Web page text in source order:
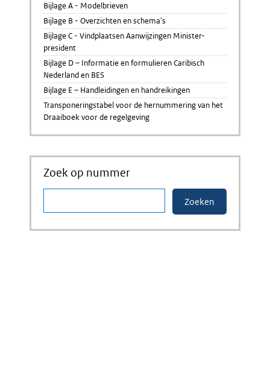
Bijlage A - Modelbrieven
Bijlage B - Overzichten en schema's
Bijlage C - Vindplaatsen Aanwijzingen Minister-
president
Bijlage D – Informatie en formulieren Caribisch
Nederland en BES
Bijlage E – Handleidingen en handreikingen
Transponeringstabel voor de hernummering van het
Draaiboek voor de regelgeving
Zoek op nummer